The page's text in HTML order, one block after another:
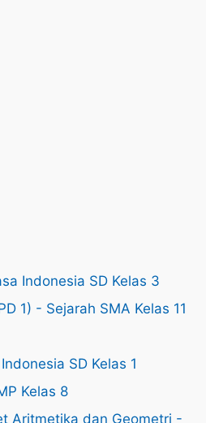
Indonesia SD Kelas 3
1) - Sejarah SMA Kelas 11
SD Kelas 1
Kelas 8
Aritmetika dan Geometri -